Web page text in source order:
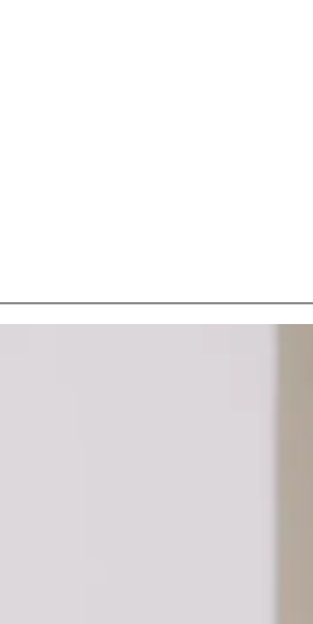
Bien que nous ne commercialisions